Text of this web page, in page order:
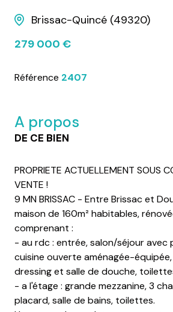
Brissac-Quincé (49320)
279 000 €
Référence 2407
A propos
DE CE BIEN
PROPRIETE ACTUELLEMENT SOUS
VENTE !
9 MN BRISSAC - Entre Brissac et
maison de 160m² habitables,
comprenant :
- au rdc : entrée, salon/séjour avec
cuisine ouverte aménagée-
dressing et salle de douche,
- a l'étage : grande mezzanine, 3
placard, salle de bains, toilettes.